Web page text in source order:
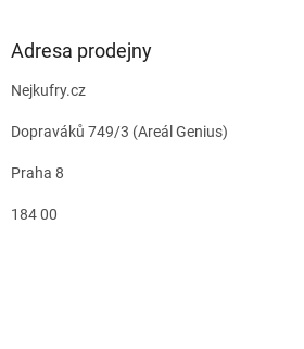
Adresa prodejny
Nejkufry.cz
Dopraváků 749/3 (Areál Genius)
Praha 8
184 00